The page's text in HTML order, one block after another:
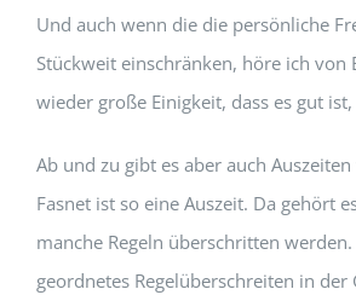
Und auch wenn die die persönliche
Stückweit einschränken, höre ich von
wieder große Einigkeit, dass es gut
Ab und zu gibt es aber auch
Fasnet ist so eine Auszeit. Da gehört
manche Regeln überschritten
geordnetes Regelüberschreiten in der